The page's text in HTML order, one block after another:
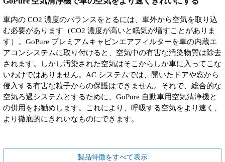
車内の CO2 濃度のバランスをとるには、車外から空気を取り込
む必要があります（CO2 濃度が高いと眠気が増すことがありま
す）。GoPure プレミアムキャビンエアフィルターを車の内蔵エ
アコンシステムに取り付けると、空気中の有害な汚染物質は除去
されます。しかし汚染された空気はそこからしか車に入ってこな
いわけではありません。AC システムでは、開いたドアや窓から
侵入する有害な粒子からの保護はできません。それで、総合的な
空気ろ過システムとするために、GoPure 自動車用空気清浄機と
の併用をお勧めします。これにより、呼吸する空気をより速く、
より徹底的にきれいなものにできます。
製品特徴をすべて表示